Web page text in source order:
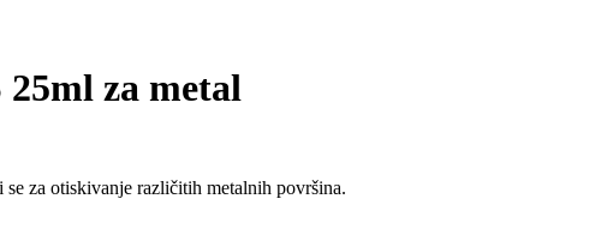
za metal
se za otiskivanje različitih metalnih površina.